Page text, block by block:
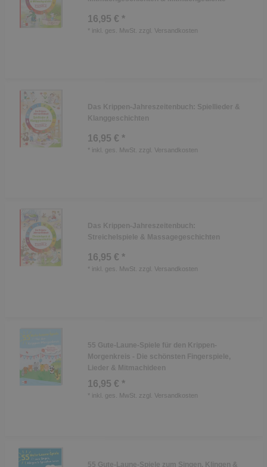
16,95 € *
* inkl. ges. MwSt. zzgl. Versandkosten
Das Krippen-Jahreszeitenbuch: Spiellieder &
Klanggeschichten
16,95 € *
* inkl. ges. MwSt. zzgl. Versandkosten
Das Krippen-Jahreszeitenbuch:
Streichelspiele & Massagegeschichten
16,95 € *
* inkl. ges. MwSt. zzgl. Versandkosten
55 Gute-Laune-Spiele für den Krippen-
Morgenkreis - Die schönsten Fingerspiele,
Lieder & Mitmachideen
16,95 € *
* inkl. ges. MwSt. zzgl. Versandkosten
55 Gute-Laune-Spiele zum Singen, Klingen &